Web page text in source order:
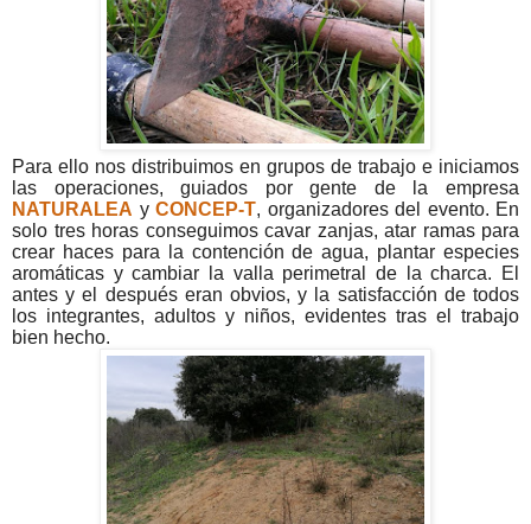
Para ello nos distribuimos en grupos de trabajo e iniciamos
las operaciones, guiados por gente de la empresa
NATURALEA y CONCEP-T, organizadores del evento. En
solo tres horas conseguimos cavar zanjas, atar ramas para
crear haces para la contención de agua, plantar especies
aromáticas y cambiar la valla perimetral de la charca. El
antes y el después eran obvios, y la satisfacción de todos
los integrantes, adultos y niños, evidentes tras el trabajo
bien hecho.